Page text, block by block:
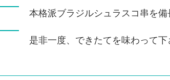
本格派ブラジルシュラスコ串を
是非一度、できたてを味わって下